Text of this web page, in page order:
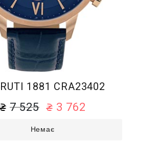
1881 CRA23402
7 525 3 762
Немає